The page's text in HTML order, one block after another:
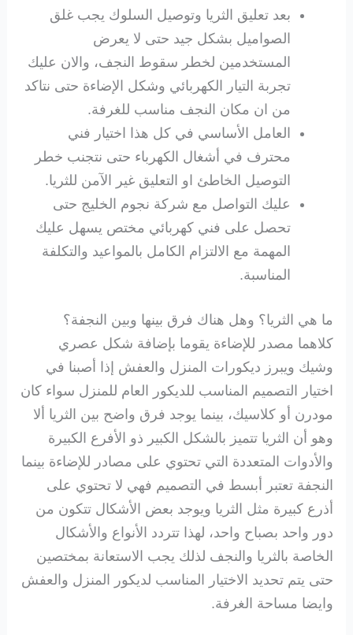
بعد تعليق الثريا وتوصيل السلوك يجب غلق
الصواميل بشكل جيد حتى لا يعرض
المستخدمين لخطر سقوط النجف، والان عليك
تجربة التيار الكهربائي وشكل الإضاءة حتى نتاكد
من ان مكان النجف مناسب للغرفة.
العامل الأساسي في كل هذا اختيار فني
محترف في أشغال الكهرباء حتى نتجنب خطر
التوصيل الخاطئ او التعليق غير الآمن للثريا.
عليك التواصل مع شركة نجوم الخليج حتى
تحصل على فني كهربائي مختص يسهل عليك
المهمة مع الالتزام الكامل بالمواعيد والتكلفة
المناسبة.
ما هي الثريا؟ وهل هناك فرق بينها وبين النجفة؟
كلاهما مصدر للإضاءة يقوما بإضافة شكل عصري
وشيك ويبرز ديكورات المنزل والعفش إذا أصبنا في
اختيار التصميم المناسب للديكور العام للمنزل سواء كان
مودرن أو كلاسيك، بينما يوجد فرق واضح بين الثريا ألا
وهو أن الثريا تتميز بالشكل الكبير ذو الأفرع الكبيرة
والأدوات المتعددة التي تحتوي على مصادر للإضاءة بينما
النجفة تعتبر أبسط في التصميم فهي لا تحتوي على
أذرع كبيرة مثل الثريا ويوجد بعض الأشكال تتكون من
دور واحد بصباح واحد، لهذا تتردد الأنواع والأشكال
الخاصة بالثريا والنجف لذلك يجب الاستعانة بمختصين
حتى يتم تحديد الاختيار المناسب لديكور المنزل والعفش
وايضا مساحة الغرفة.